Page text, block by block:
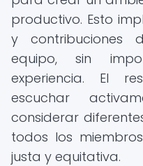
productivo. Esto
y contribuciones
equipo, sin
experiencia. El
escuchar
considerar
todos los
justa y equitativa.